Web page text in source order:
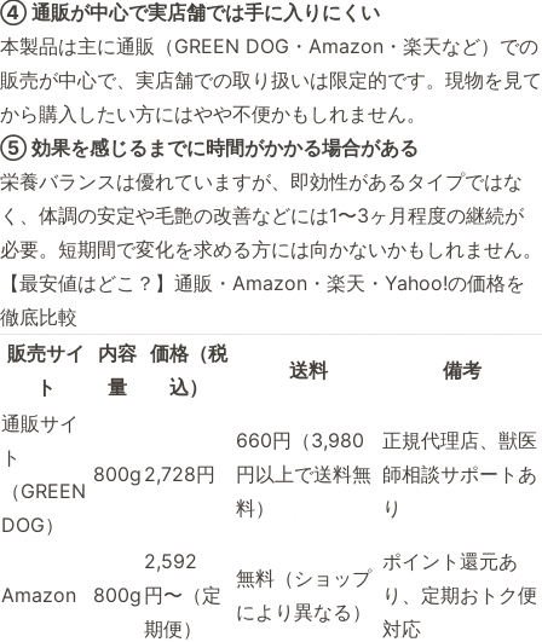
④ 通販が中心で実店舗では手に入りにくい
本製品は主に通販（GREEN DOG・Amazon・楽天など）での
販売が中心で、実店舗での取り扱いは限定的です。現物を見て
から購入したい方にはやや不便かもしれません。
⑤ 効果を感じるまでに時間がかかる場合がある
栄養バランスは優れていますが、即効性があるタイプではな
く、体調の安定や毛艶の改善などには1〜3ヶ月程度の継続が
必要。短期間で変化を求める方には向かないかもしれません。
【最安値はどこ？】通販・Amazon・楽天・Yahoo!の価格を
徹底比較
販売サイ
ト
内容
量
価格（税
込）
送料 備考
通販サイ
ト
（GREEN
DOG）
800g 2,728円
660円（3,980
円以上で送料無
料）
正規代理店、獣医
師相談サポートあ
り
Amazon 800g
2,592
円〜（定
期便）
無料（ショップ
により異なる）
ポイント還元あ
り、定期おトク便
対応